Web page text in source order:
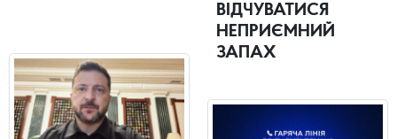
ВІДЧУВАТИСЯ
НЕПРИЄМНИЙ
ЗАПАХ